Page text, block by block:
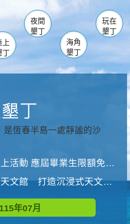
南仁湖
佳樂水
心 森林遊樂區
墾管處遊客中心
社頂公園 風吹沙
船帆石 龍磐公園
香蕉灣
砂島
鵝鑾鼻
上
丁
夜間
墾丁
海角
墾丁
玩在
墾丁
動 應屆畢業生限額免費參加
館 打造沉浸式天文探索營隊
115年07月